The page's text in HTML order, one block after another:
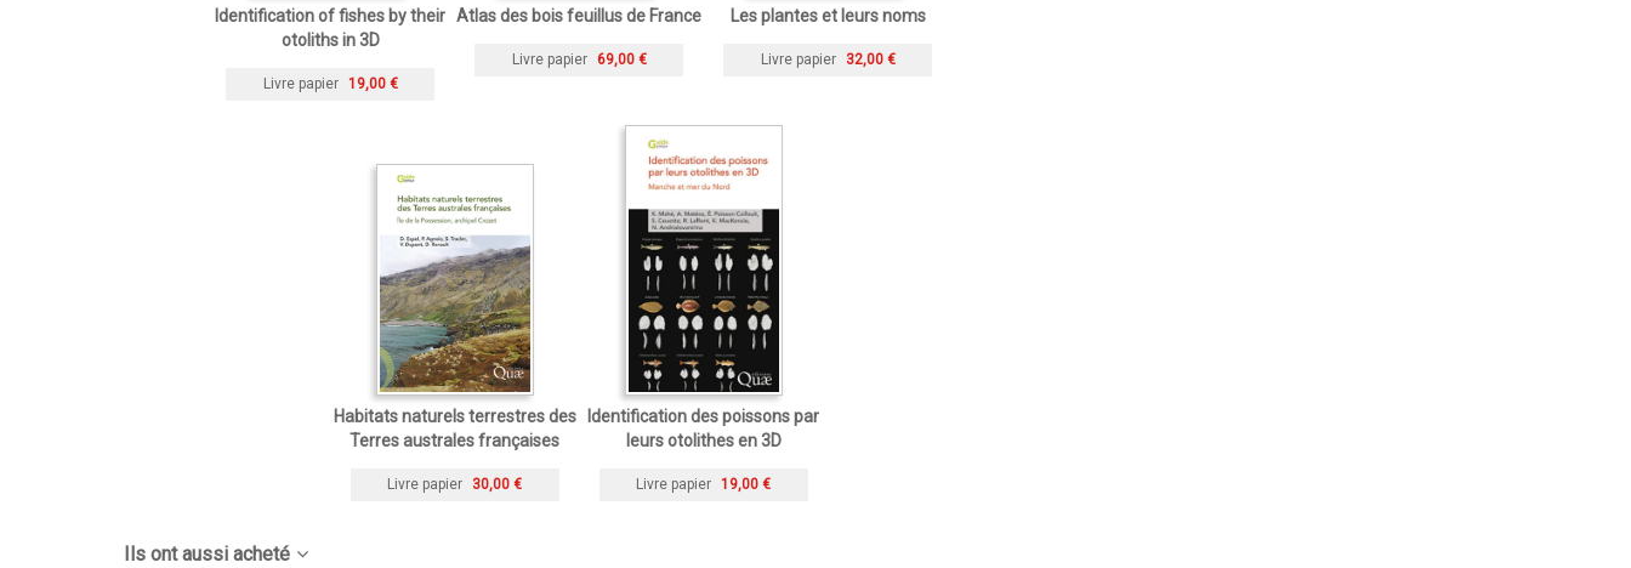
Identification of fishes by their
otoliths in 3D
Livre papier 19,00 €
Atlas des bois feuillus de France
Livre papier 69,00 €
Les plantes et leurs noms
Livre papier 32,00 €
Habitats naturels terrestres des
Terres australes françaises
Livre papier 30,00 €
Identification des poissons par
leurs otolithes en 3D
Livre papier 19,00 €
Ils ont aussi acheté